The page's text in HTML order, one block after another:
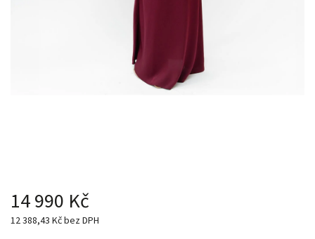
14 990 Kč
12 388,43 Kč bez DPH